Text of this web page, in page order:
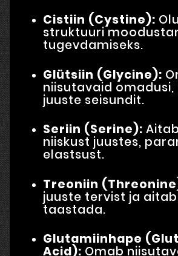
Cistiin (Cystine):
struktuuri
tugevdamiseks.
Glütsiin (Glycine):
niisutavaid
juuste seisundit.
Seriin (Serine):
niiskust juustes,
elastsust.
Treoniin
juuste tervist ja
taastada.
Glutamiinhape
Acid): Omab